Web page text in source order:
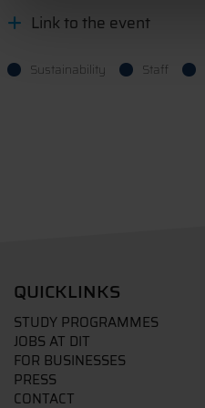
Link to the event
Sustainability Staff
QUICKLINKS
STUDY PROGRAMMES
JOBS AT DIT
FOR BUSINESSES
PRESS
CONTACT